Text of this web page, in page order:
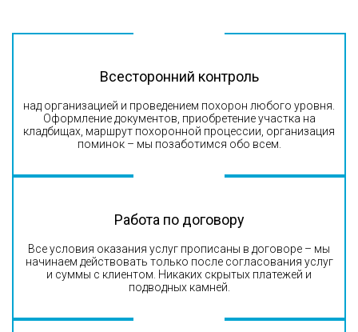
Всесторонний контроль
над организацией и проведением похорон любого уровня.
Оформление документов, приобретение участка на
кладбищах, маршрут похоронной процессии, организация
поминок – мы позаботимся обо всем.
Работа по договору
Все условия оказания услуг прописаны в договоре – мы
начинаем действовать только после согласования услуг
и суммы с клиентом. Никаких скрытых платежей и
подводных камней.